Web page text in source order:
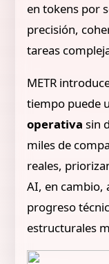
en tokens por
precisión,
tareas
METR
tiempo puede
operativa sin
miles de
reales,
AI, en cambio,
progreso
estructurales